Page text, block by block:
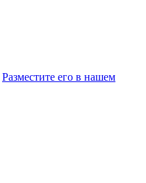
Разместите его в нашем